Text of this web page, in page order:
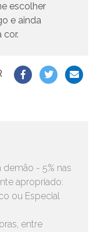
escolher
e ainda
cor.
demão - 5% nas
apropriado:
ou Especial
entre